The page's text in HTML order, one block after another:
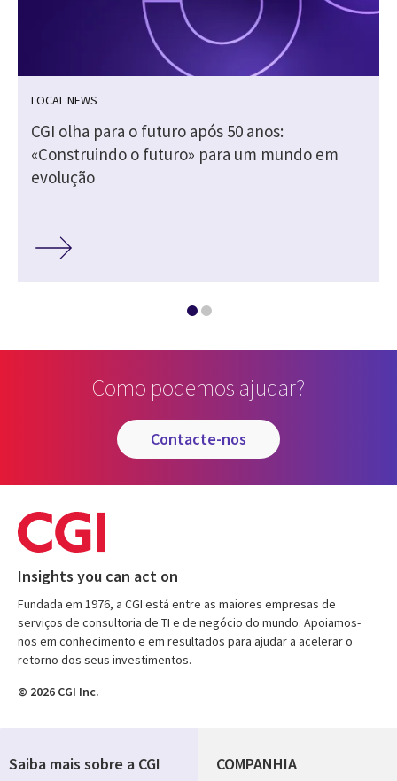
LOCAL NEWS
CGI olha para o futuro após 50 anos:
«Construindo o futuro» para um mundo em
evolução
Como podemos ajudar?
contacte-nos
Insights you can act on
Fundada em 1976, a CGI está entre as maiores empresas de
serviços de consultoria de TI e de negócio do mundo. Apoiamos-
nos em conhecimento e em resultados para ajudar a acelerar o
retorno dos seus investimentos.
© 2026 CGI Inc.
COMPANHIA
Saiba mais sobre a CGI